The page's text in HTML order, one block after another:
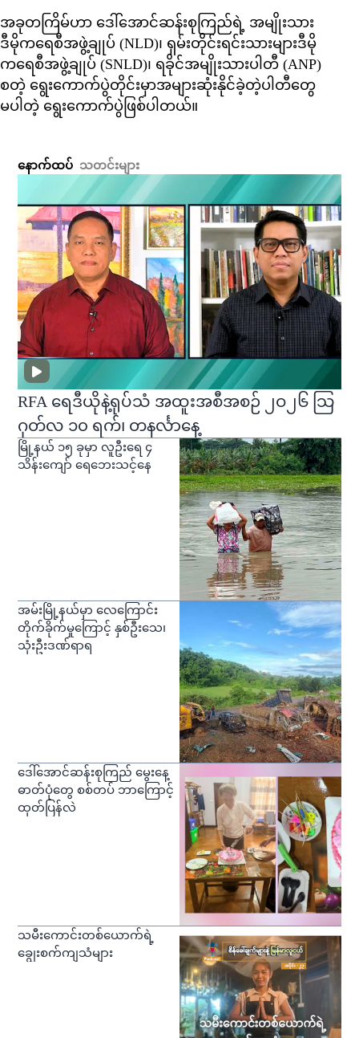
အခုတကြိမ်ဟာ ဒေါ်အောင်ဆန်းစုကြည်ရဲ့ အမျိုးသား
ဒီမိုကရေစီအဖွဲ့ချုပ် (NLD)၊ ရှမ်းတိုင်းရင်းသားများဒီမို
ကရေစီအဖွဲ့ချုပ် (SNLD)၊ ရခိုင်အမျိုးသားပါတီ (ANP)
စတဲ့ ရွေးကောက်ပွဲတိုင်းမှာအများဆုံးနိုင်ခဲ့တဲ့ပါတီတွေ
မပါတဲ့ ရွေးကောက်ပွဲဖြစ်ပါတယ်။
နောက်ထပ် သတင်းများ
RFA ရေဒီယိုနဲ့ရုပ်သံ အထူးအစီအစဉ် ၂ဝ၂၆ သြ
ဂုတ်လ ၁၀ ရက်၊ တနင်္လာနေ့
မြို့နယ် ၁၅ ခုမှာ လူဦးရေ ၄
သိန်းကျော် ရေဘေးသင့်နေ
အမ်းမြို့နယ်မှာ လေကြောင်း
တိုက်ခိုက်မှုကြောင့် နှစ်ဦးသေ၊
သုံးဦးဒဏ်ရာရ
ဒေါ်အောင်ဆန်းစုကြည် မွေးနေ့
ဓာတ်ပုံတွေ စစ်တပ် ဘာကြောင့်
ထုတ်ပြန်လဲ
သမီးကောင်းတစ်ယောက်ရဲ့
ချွေးစက်ကျသံများ